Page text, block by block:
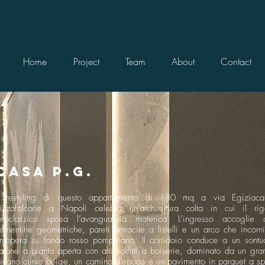
P.G.
restyling di questo appartamento di 180 mq a via
a Napoli celebra un’architettura colta in cui il
sposa l’avanguardia materica. L’ingresso accoglie
geometriche, pareti antracite a listelli e un arco che
su fondo rosso pompeiano. Il corridoio conduce a un
a pianta aperta con alti soffitti a boiserie, dominato da un
curvo beige, un camino d’epoca e un pavimento in parquet a
Home Project Team About Contact